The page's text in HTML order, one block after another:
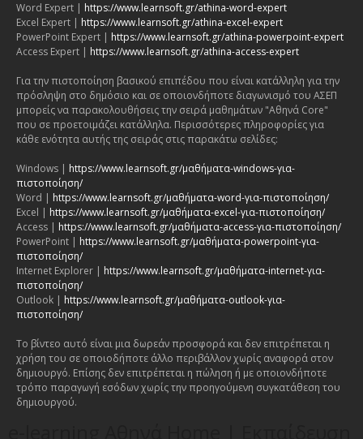
Word Expert | https://www.learnsoft.gr/athina-word-expert
Excel Expert | https://www.learnsoft.gr/athina-excel-expert
PowerPoint Expert | https://www.learnsoft.gr/athina-powerpoint-expert
Access Expert | https://www.learnsoft.gr/athina-access-expert
Για την πιστοποίηση βασικού επιπέδου που είναι κατάλληλη για την
πρόσληψη στο δημόσιο και σε οποιονδήποτε διαγωνισμό του ΑΣΕΠ
μπορείς να παρακολουθήσεις την σειρά μαθημάτων "Αθηνά Core"
που σε προετοιμάζει κατάλληλα. Περισσότερες πληροφορίες για
κάθε ενότητα αυτής της σειράς στις παρακάτω σελίδες:
Windows | https://www.learnsoft.gr/μαθήματα-windows-για-
πιστοποίηση/
Word | https://www.learnsoft.gr/μαθήματα-word-για-πιστοποίηση/
Excel | https://www.learnsoft.gr/μαθήματα-excel-για-πιστοποίηση/
Access | https://www.learnsoft.gr/μαθήματα-access-για-πιστοποίηση/
PowerPoint | https://www.learnsoft.gr/μαθήματα-powerpoint-για-
πιστοποίηση/
Internet Explorer | https://www.learnsoft.gr/μαθήματα-internet-για-
πιστοποίηση/
Outlook | https://www.learnsoft.gr/μαθήματα-outlook-για-
πιστοποίηση/
Το βίντεο αυτό είναι μια δωρεάν προσφορά και δεν επιτρέπεται η
χρήση του σε οποιοδήποτε άλλο περιβάλλον χωρίς αναφορά στον
δημιουργό. Επίσης δεν επιτρέπεται η πώληση ή με οποιονδήποτε
τρόπο παραγωγή εσόδων χωρίς την προηγούμενη συγκατάθεση του
δημιουργού.